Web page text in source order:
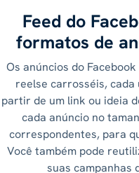
Feed do
formatos de
Os anúncios do
reelse carrosséis, cada
partir de um link ou ideia
cada anúncio no
correspondentes, para
Você também pode
suas campanhas